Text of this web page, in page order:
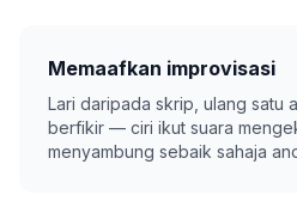
Memaafkan improvisasi
Lari daripada skrip, ulang satu
berfikir — ciri ikut suara
menyambung sebaik sahaja